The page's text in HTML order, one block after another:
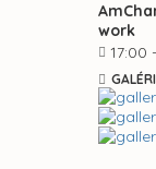
work
17:00